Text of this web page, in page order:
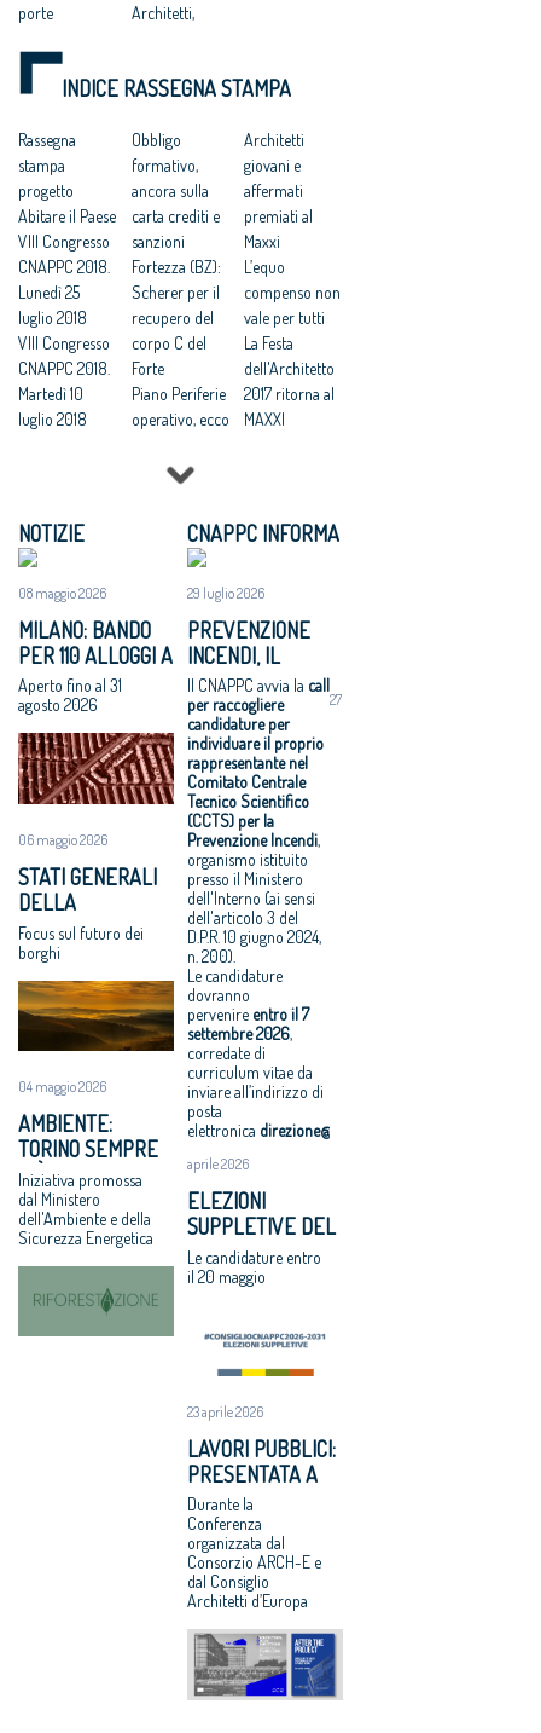
porte
“Open Studi
Aperti”:
fama
internazionale
insieme a
giovani
professionisti
Architettura:
601 Studi in 82
Province il 26
e il 27 maggio
apriranno, per
la prima volta
in
architettura
aperti al
pubblico in
tutta Italia il 26
e 27 maggio
Architetti,
tutta Italia il 26
Il Consiglio
Nazionale
Architetti PPC
promuove
Studi Aperti in
tutta Italia. 26 e
27 maggio 2017
INDICE RASSEGNA STAMPA
Rassegna
stampa
progetto
Abitare il Paese
VIII Congresso
CNAPPC 2018.
Lunedì 25
luglio 2018
VIII Congresso
CNAPPC 2018.
Martedì 10
luglio 2018
2018
VIII Congresso
CNAPPC 2018.
Domenica 8
luglio 2018
VIII Congresso
Venerdì 6
VIII Congresso
CNAPPC 2018.
Gercoledì 5
VIII Congresso
CNAPPC 2018.
Mercoledì 4
luglio 2018
VIII Congresso
CNAPPC 2018.
Lunedì 2 luglio
2018
VIII Congresso
CNAPPC 2018.
luglio 2018
Obbligo
formativo,
ancora sulla
carta crediti e
sanzioni
Fortezza (BZ):
Scherer per il
recupero del
corpo C del
Forte
Piano Periferie
operativo, ecco
finanziati
«Proposte da
condividere:
politiche
integrate per le
compenso,
parametri
vincolanti
Servizi senza
compenso, il
comune di
Solarino ritira i
progettazione
a un euro
All'architettura
rispettosa dello
studio
caravatti_carav
atti il Premio
architetto
Assegnati
premi
Architetto
italiano e
talento 2017
Equo
compenso, il
Corte Europea
dei Diritti
dell’Uomo
Professioni:
architetti,
internazionaliz
zazione e
innovazione
Architetti
giovani e
affermati
premiati al
Maxxi
L’equo
compenso non
vale per tutti
La Festa
dell'Architetto
2017 ritorna al
MAXXI
'Internazionali
zzazione e
culturale'
Festa
dell’Architetto
2017 - Una
legge per
l’architettura
Rappresentanz
a, avanti in
ordine sparso
Professionisti,
nei contratti
arriva l’equo
compenso
Equo
compenso
allargato a tutti
i professionisti
Periferie, la
nuova identità
di 10 aree
degradate
Architetti:
'Comune e
Stato, svilito
interesse
pubblico'
NOTIZIE
08 maggio 2026
MILANO: BANDO
PER 110 ALLOGGI A
NIGUARDA E
GIAMBELLINO
Aperto fino al 31
agosto 2026
06 maggio 2026
STATI GENERALI
DELLA
BELLEZZA: A
OFFIDA L’11 E IL 12
GIUGNO
Focus sul futuro dei
borghi
04 maggio 2026
AMBIENTE:
TORINO SEMPRE
PIÙ GREEN CON
“RIFORESTAZIONE”
Iniziativa promossa
dal Ministero
dell'Ambiente e della
Sicurezza Energetica
CNAPPC INFORMA
29 luglio 2026
PREVENZIONE
INCENDI, IL
CNAPPC CERCA
UN ESPERTO PER
IL COMITATO
CENTRALE
TECNICO
SCIENTIFICO
Il CNAPPC avvia la call
per raccogliere
candidature per
individuare il proprio
rappresentante nel
Comitato Centrale
Tecnico Scientifico
(CCTS) per la
Prevenzione Incendi,
organismo istituito
presso il Ministero
dell'Interno (ai sensi
dell'articolo 3 del
D.P.R. 10 giugno 2024,
n. 200).
Le candidature
dovranno
pervenire entro il7
settembre 2026,
corredate di
curriculum vitae da
inviare all’indirizzo di
posta
elettronica direzione@cnappc.it
27
aprile 2026
ELEZIONI
SUPPLETIVE DEL
CNAPPC: LE
VOTAZIONI IL 9
Le candidature entro
il 20 maggio
23 aprile 2026
LAVORI PUBBLICI:
PRESENTATA A
BRUXELLES LA
RICERCA CNAPPC
“DOPO IL
PROGETTO”
Durante la
Conferenza
organizzata dal
Consorzio ARCH-E e
dal Consiglio
Architetti d’Europa